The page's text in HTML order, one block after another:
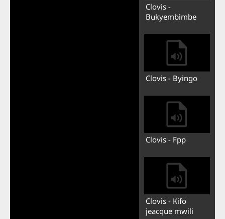
Clovis -
Bukyembimbe
Clovis - Byingo
Clovis - Fpp
Clovis - Kifo
jeacque mwili